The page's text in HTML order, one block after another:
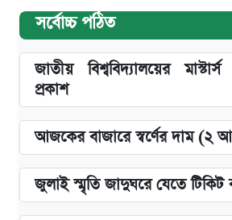
সর্বোচ্চ পঠিত
জাতীয় বিশ্ববিদ্যালয়ের
প্রকাশ
আজকের বাজারে স্বর্ণের দাম (২
জুলাই স্মৃতি জাদুঘরে যেতে টিকিট